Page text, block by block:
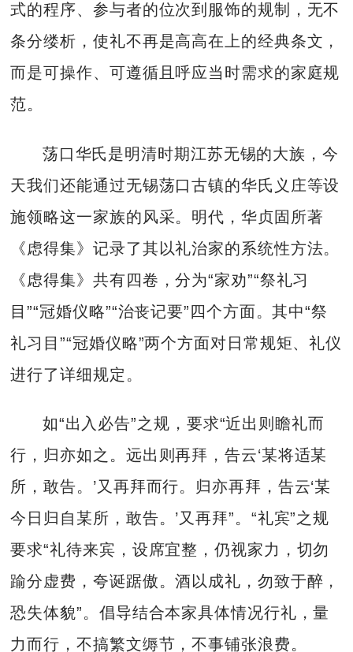
式的程序、参与者的位次到服饰的规制，无不
条分缕析，使礼不再是高高在上的经典条文，
而是可操作、可遵循且呼应当时需求的家庭规
范。
荡口华氏是明清时期江苏无锡的大族，今
天我们还能通过无锡荡口古镇的华氏义庄等设
施领略这一家族的风采。明代，华贞固所著
《虑得集》记录了其以礼治家的系统性方法。
《虑得集》共有四卷，分为“家劝”“祭礼习
目”“冠婚仪略”“治丧记要”四个方面。其中“祭
礼习目”“冠婚仪略”两个方面对日常规矩、礼仪
进行了详细规定。
如“出入必告”之规，要求“近出则瞻礼而
行，归亦如之。远出则再拜，告云‘某将适某
所，敢告。’又再拜而行。归亦再拜，告云‘某
今日归自某所，敢告。’又再拜”。“礼宾”之规
要求“礼待来宾，设席宜整，仍视家力，切勿
踰分虚费，夸诞踞傲。酒以成礼，勿致于醉，
恐失体貌”。倡导结合本家具体情况行礼，量
力而行，不搞繁文缛节，不事铺张浪费。